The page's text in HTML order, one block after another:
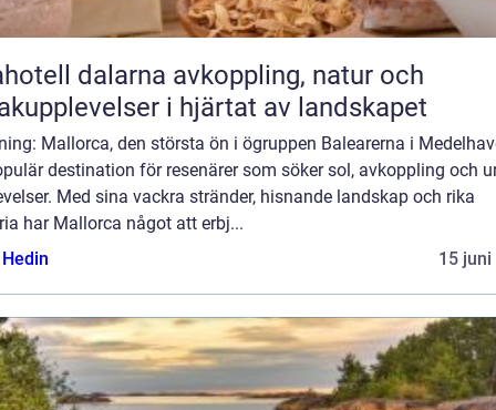
dalarna avkoppling, natur och
i hjärtat av landskapet
Mallorca, den största ön i ögruppen Balearerna i
destination för resenärer som söker sol, avkoppling och
Med sina vackra stränder, hisnande landskap och rika
har Mallorca något att erbj...
15 juni